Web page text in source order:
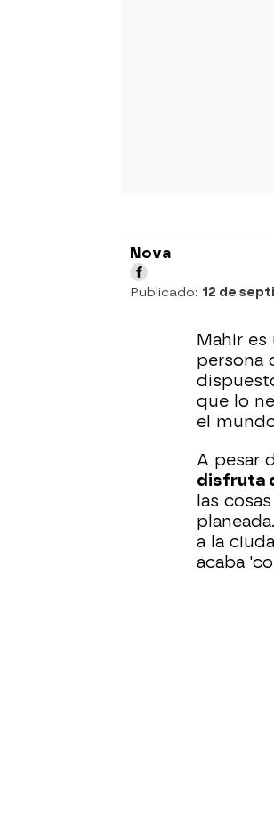
Nova
Publicado: 12 de
Mahir
persona
que lo
el
A pesar
disfruta
las
a la
acaba